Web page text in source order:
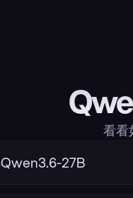
看看
Qwen3.6-27B